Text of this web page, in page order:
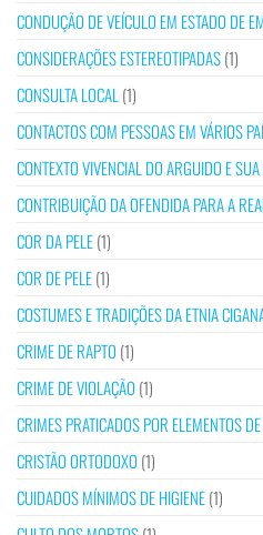
CONDUÇÃO DE VEÍCULO EM ESTADO DE
CONSIDERAÇÕES ESTEREOTIPADAS(1)
CONSULTA LOCAL (1)
CONTACTOS COM PESSOAS EM VÁRIOS
CONTEXTO VIVENCIAL DO ARGUIDO E
CONTRIBUIÇÃO DA OFENDIDA PARA A
COR DA PELE(1)
COR DE PELE(1)
COSTUMES E TRADIÇÕES DA ETNIA
CRIME DE RAPTO (1)
CRIME DE VIOLAÇÃO (1)
CRIMES PRATICADOS POR ELEMENTOS
CRISTÃO ORTODOXO (1)
CUIDADOS MÍNIMOS DE HIGIENE(1)